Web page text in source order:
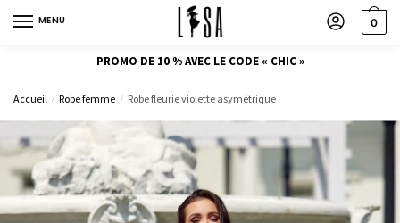
MENU 0
PROMO DE 10 % AVEC LE CODE « CHIC »
Accueil / Robe femme / Robe fleurie violette asymétrique